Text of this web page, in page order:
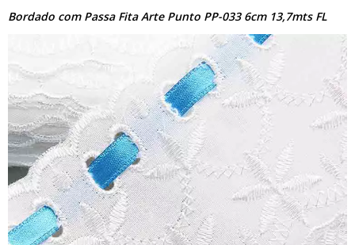
Bordado com Passa Fita Arte Punto PP-033 6cm 13,7mts FL